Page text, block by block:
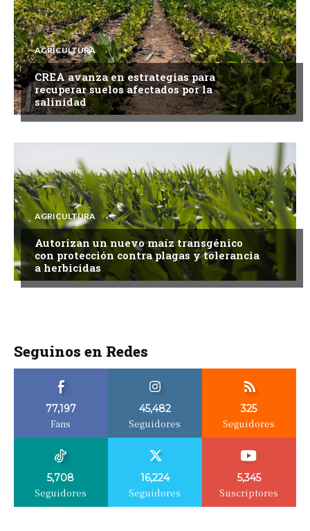
AGRICULTURA
CREA avanza en estrategias para
recuperar suelos afectados por la
salinidad
AGRICULTURA
Autorizan un nuevo maíz transgénico
con protección contra plagas y tolerancia
a herbicidas
Seguinos en Redes
77,197
Fans
45,482
Seguidores
325
Seguidores
5,708
Seguidores
16,224
Seguidores
5,345
Suscriptores